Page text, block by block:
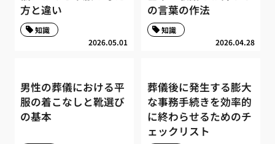
方と違い
2026.05.01
知識
の言葉の作法
2026.04.28
知識
男性の葬儀における平
服の着こなしと靴選び
の基本
葬儀後に発生する膨大
な事務手続きを効率的
に終わらせるためのチ
ェックリスト